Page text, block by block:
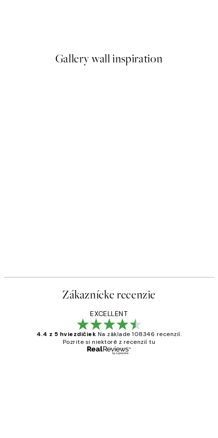
Gallery wall inspiration
Zákaznícke recenzie
EXCELLENT
4.4 z 5 hviezdičiek Na základe 108346 recenzií.
Pozrite si niektoré z recenzií tu